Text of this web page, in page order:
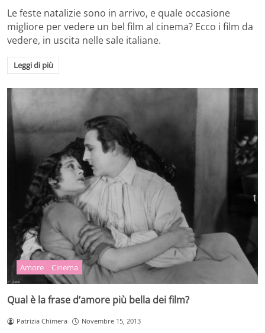
Le feste natalizie sono in arrivo, e quale occasione
migliore per vedere un bel film al cinema? Ecco i film da
vedere, in uscita nelle sale italiane.
Leggi di più
Amore Cinema
Qual è la frase d’amore più bella dei film?
Patrizia Chimera Novembre 15, 2013